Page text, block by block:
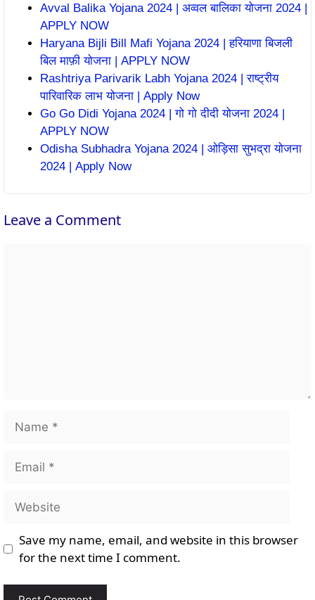
Avval Balika Yojana 2024 | अव्वल बालिका योजना 2024 |
APPLY NOW
Haryana Bijli Bill Mafi Yojana 2024 | हरियाणा बिजली
बिल माफ़ी योजना | APPLY NOW
Rashtriya Parivarik Labh Yojana 2024 | राष्ट्रीय
पारिवारिक लाभ योजना | Apply Now
Go Go Didi Yojana 2024 | गो गो दीदी योजना 2024 |
APPLY NOW
Odisha Subhadra Yojana 2024 | ओड़िसा सुभद्रा योजना
2024 | Apply Now
Leave a Comment
Name
Email
Website
Save my name, email, and website in this browser
for the next time I comment.